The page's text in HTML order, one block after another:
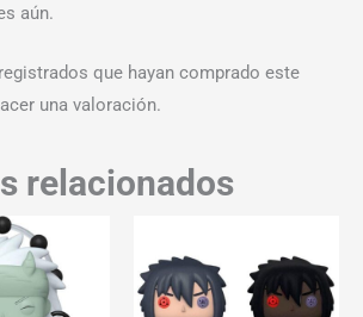
aún.
que hayan comprado este
una valoración.
relacionados